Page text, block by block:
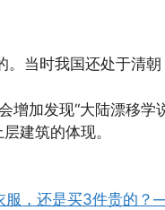
当时我国还处于清
增加发现“大陆漂移
建筑的体现。
服，还是买3件贵的